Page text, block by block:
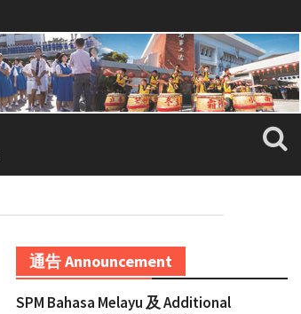
通告 Announcement
SPM Bahasa Melayu 及 Additional